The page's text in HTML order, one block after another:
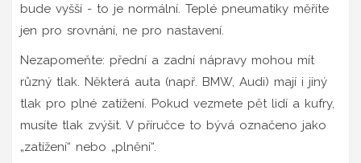
bude vyšší - to je normální. Teplé pneumatiky měříte
jen pro srovnání, ne pro nastavení.
Nezapomeňte: přední a zadní nápravy mohou mít
různý tlak. Některá auta (např. BMW, Audi) mají i jiný
tlak pro plné zatížení. Pokud vezmete pět lidí a kufry,
musíte tlak zvýšit. V příručce to bývá označeno jako
„zatížení“ nebo „plnění“.